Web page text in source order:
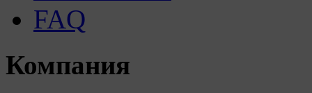
FAQ
Компания